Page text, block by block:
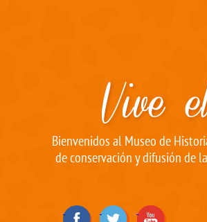
Bienvenidos al Museo de
de conservación y difusión de